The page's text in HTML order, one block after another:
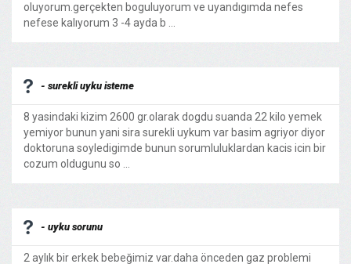
oluyorum.gerçekten boguluyorum ve uyandıgımda nefes
nefese kalıyorum 3 -4 ayda b ...
- surekli uyku isteme
8 yasindaki kizim 2600 gr.olarak dogdu suanda 22 kilo yemek
yemiyor bunun yani sira surekli uykum var basim agriyor diyor
doktoruna soyledigimde bunun sorumluluklardan kacis icin bir
cozum oldugunu so ...
- uyku sorunu
2 aylık bir erkek bebeğimiz var.daha önceden gaz problemi